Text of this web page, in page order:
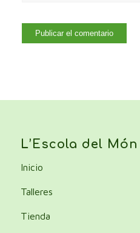
L’Escola del Món
Inicio
Talleres
Tienda